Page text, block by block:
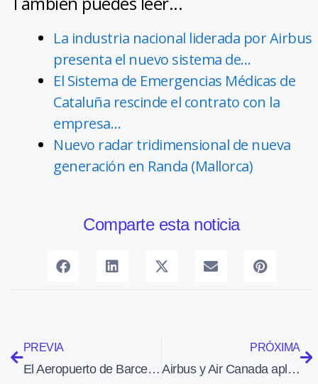
La industria nacional liderada por Airbus
presenta el nuevo sistema de…
El Sistema de Emergencias Médicas de
Cataluña rescinde el contrato con la
empresa…
Nuevo radar tridimensional de nueva
generación en Randa (Mallorca)
Comparte esta noticia
PREVIA
El Aeropuerto de Barcelona-El Prat participa en un programa europeo de reducción de CO2
PRÓXIMA
Airbus y Air Canada aplican en un vuelo los procedimientos más eficientes